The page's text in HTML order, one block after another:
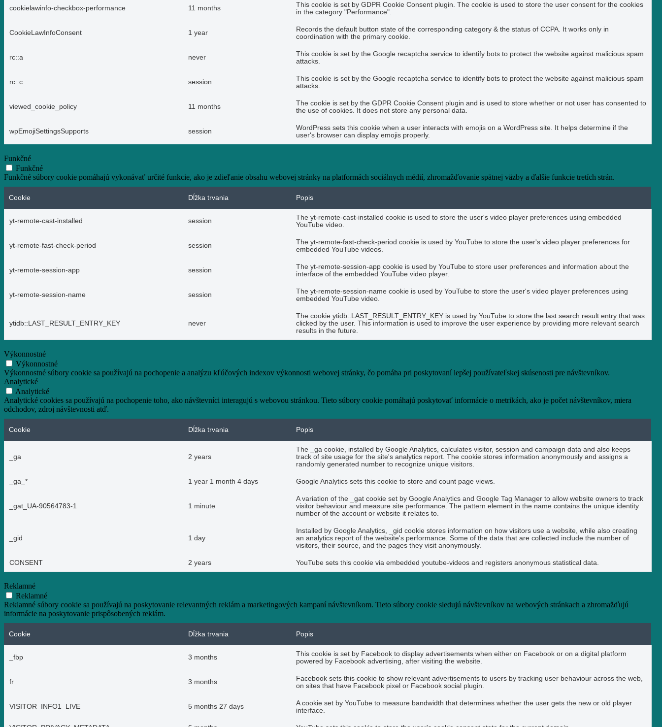
cookielawinfo-checkbox-performance 11 months
This cookie is set by GDPR Cookie Consent plugin. The cookie is used to store the user consent for the cookies
in the category "Performance".
CookieLawInfoConsent 1 year
Records the default button state of the corresponding category & the status of CCPA. It works only in
coordination with the primary cookie.
rc::a never
This cookie is set by the Google recaptcha service to identify bots to protect the website against malicious spam
attacks.
rc::c session
This cookie is set by the Google recaptcha service to identify bots to protect the website against malicious spam
attacks.
viewed_cookie_policy 11 months
The cookie is set by the GDPR Cookie Consent plugin and is used to store whether or not user has consented to
the use of cookies. It does not store any personal data.
wpEmojiSettingsSupports session
WordPress sets this cookie when a user interacts with emojis on a WordPress site. It helps determine if the
user's browser can display emojis properly.
Funkčné
Funkčné
Funkčné súbory cookie pomáhajú vykonávať určité funkcie, ako je zdieľanie obsahu webovej stránky na platformách sociálnych médií, zhromažďovanie spätnej väzby a ďalšie funkcie tretích strán.
Cookie Dĺžka trvania Popis
yt-remote-cast-installed session
The yt-remote-cast-installed cookie is used to store the user's video player preferences using embedded
YouTube video.
yt-remote-fast-check-period session
The yt-remote-fast-check-period cookie is used by YouTube to store the user's video player preferences for
embedded YouTube videos.
yt-remote-session-app session
The yt-remote-session-app cookie is used by YouTube to store user preferences and information about the
interface of the embedded YouTube video player.
yt-remote-session-name session
The yt-remote-session-name cookie is used by YouTube to store the user's video player preferences using
embedded YouTube video.
ytidb::LAST_RESULT_ENTRY_KEY never
The cookie ytidb::LAST_RESULT_ENTRY_KEY is used by YouTube to store the last search result entry that was
clicked by the user. This information is used to improve the user experience by providing more relevant search
results in the future.
Výkonnostné
Výkonnostné
Výkonnostné súbory cookie sa používajú na pochopenie a analýzu kľúčových indexov výkonnosti webovej stránky, čo pomáha pri poskytovaní lepšej používateľskej skúsenosti pre návštevníkov.
Analytické
Analytické
Analytické cookies sa používajú na pochopenie toho, ako návštevníci interagujú s webovou stránkou. Tieto súbory cookie pomáhajú poskytovať informácie o metrikách, ako je počet návštevníkov, miera
odchodov, zdroj návštevnosti atď.
Cookie Dĺžka trvania Popis
_ga 2 years
The _ga cookie, installed by Google Analytics, calculates visitor, session and campaign data and also keeps
track of site usage for the site's analytics report. The cookie stores information anonymously and assigns a
randomly generated number to recognize unique visitors.
_ga_* 1 year 1 month 4 days Google Analytics sets this cookie to store and count page views.
_gat_UA-90564783-1 1 minute
A variation of the _gat cookie set by Google Analytics and Google Tag Manager to allow website owners to track
visitor behaviour and measure site performance. The pattern element in the name contains the unique identity
number of the account or website it relates to.
_gid 1 day
Installed by Google Analytics, _gid cookie stores information on how visitors use a website, while also creating
an analytics report of the website's performance. Some of the data that are collected include the number of
visitors, their source, and the pages they visit anonymously.
CONSENT 2 years YouTube sets this cookie via embedded youtube-videos and registers anonymous statistical data.
Reklamné
Reklamné
Reklamné súbory cookie sa používajú na poskytovanie relevantných reklám a marketingových kampaní návštevníkom. Tieto súbory cookie sledujú návštevníkov na webových stránkach a zhromažďujú
informácie na poskytovanie prispôsobených reklám.
Cookie Dĺžka trvania Popis
_fbp 3 months
This cookie is set by Facebook to display advertisements when either on Facebook or on a digital platform
powered by Facebook advertising, after visiting the website.
fr 3 months
Facebook sets this cookie to show relevant advertisements to users by tracking user behaviour across the web,
on sites that have Facebook pixel or Facebook social plugin.
VISITOR_INFO1_LIVE 5 months 27 days
A cookie set by YouTube to measure bandwidth that determines whether the user gets the new or old player
interface.